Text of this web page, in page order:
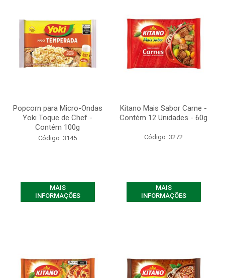
Popcorn para Micro-Ondas
Yoki Toque de Chef -
Contém 100g
Código: 3145
MAIS
INFORMAÇÕES
Kitano Mais Sabor Carne -
Contém 12 Unidades - 60g
Código: 3272
MAIS
INFORMAÇÕES